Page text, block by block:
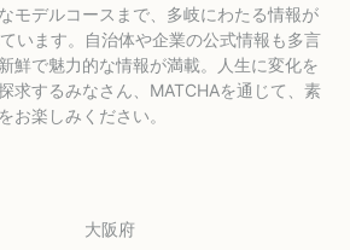
モデルコースまで、多岐にわたる情報が
います。自治体や企業の公式情報も多言
鮮で魅力的な情報が満載。人生に変化を
求するみなさん、MATCHAを通じて、素
お楽しみください。
大阪府